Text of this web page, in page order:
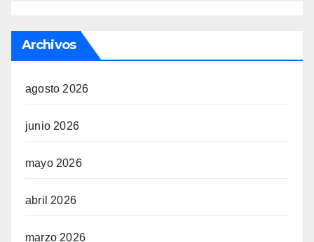
Archivos
agosto 2026
junio 2026
mayo 2026
abril 2026
marzo 2026